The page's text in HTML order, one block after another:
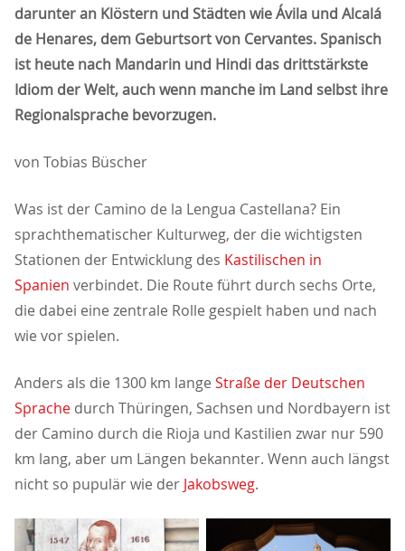
darunter an Klöstern und Städten wie Ávila und Alcal
de Henares, dem Geburtsort von Cervantes. Spanisch
ist heute nach Mandarin und Hindi das drittstärkste
Idiom der Welt, auch wenn manche im Land selbst ihre
Regionalsprache bevorzugen.
von Tobias Büscher
Was ist der Camino de la Lengua Castellana? Ein
sprachthematischer Kulturweg, der die wichtigsten
Stationen der Entwicklung des Kastilischen in
Spanien verbindet. Die Route führt durch sechs Orte,
die dabei eine zentrale Rolle gespielt haben und nach
wie vor spielen.
Anders als die 1300 km lange Straße der Deutschen
Sprache durch Thüringen, Sachsen und Nordbayern ist
der Camino durch die Rioja und Kastilien zwar nur 590
km lang, aber um Längen bekannter. Wenn auch längst
nicht so pupulär wie der Jakobsweg.